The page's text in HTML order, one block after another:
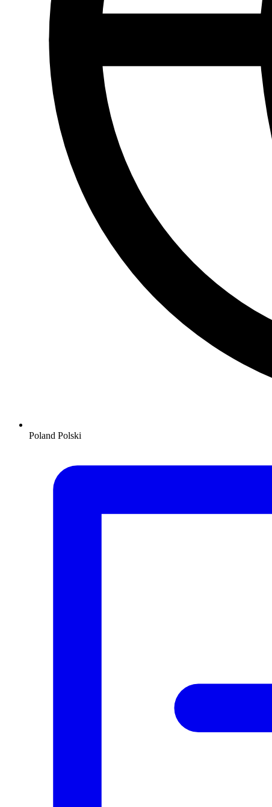
Poland Polski